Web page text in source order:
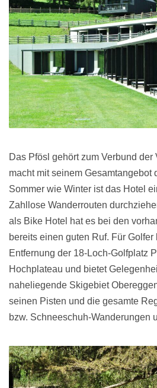
Das Pfösl gehört zum Verbund
macht mit seinem Gesamtangebot
Sommer wie Winter ist das Hotel
Zahllose Wanderrouten
als Bike Hotel hat es bei den
bereits einen guten Ruf. Für Golfer
Entfernung der 18-Loch-Golfplatz
Hochplateau und bietet
naheliegende Skigebiet
seinen Pisten und die gesamte
bzw. Schneeschuh-Wanderungen